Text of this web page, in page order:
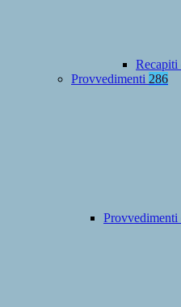
Recapiti
Provvedimenti 286